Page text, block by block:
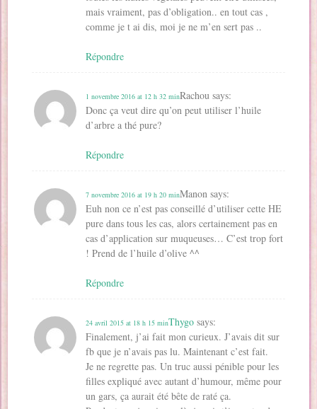
mais vraiment, pas d’obligation.. en tout cas ,
comme je t ai dis, moi je ne m’en sert pas ..
Répondre
Rachou says:
1 novembre 2016 at 12 h 32 min
Donc ça veut dire qu’on peut utiliser l’huile
d’arbre a thé pure?
Répondre
Manon says:
7 novembre 2016 at 19 h 20 min
Euh non ce n’est pas conseillé d’utiliser cette HE
pure dans tous les cas, alors certainement pas en
cas d’application sur muqueuses… C’est trop fort
! Prend de l’huile d’olive ^^
Répondre
Thygo says:
24 avril 2015 at 18 h 15 min
Finalement, j’ai fait mon curieux. J’avais dit sur
fb que je n’avais pas lu. Maintenant c’est fait.
Je ne regrette pas. Un truc aussi pénible pour les
filles expliqué avec autant d’humour, même pour
un gars, ça aurait été bête de raté ça.